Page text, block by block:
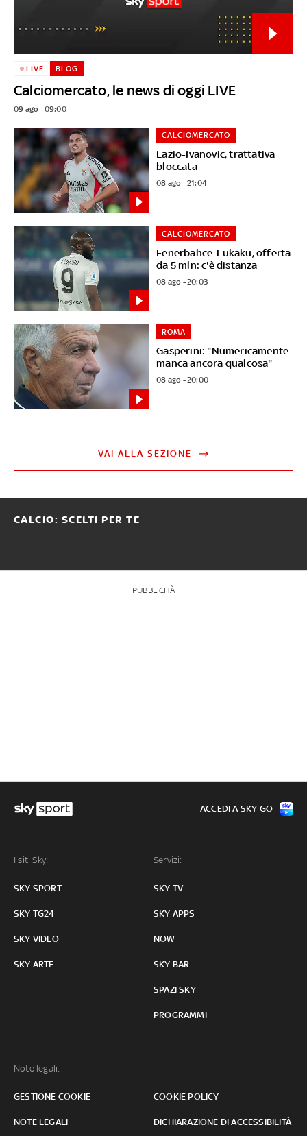
Calciomercato, le news di oggi LIVE
LIVE BLOG
09 ago - 09:00
Lazio-Ivanovic, trattativa
bloccata
CALCIOMERCATO
08 ago - 21:04
Fenerbahce-Lukaku, offerta
da 5 mln: c'è distanza
CALCIOMERCATO
08 ago - 20:03
Gasperini: "Numericamente
manca ancora qualcosa"
ROMA
08 ago - 20:00
VAI ALLA SEZIONE
CALCIO: SCELTI PER TE
PUBBLICITÀ
I siti Sky:
SKY SPORT
SKY TG24
SKY VIDEO
SKY ARTE
Servizi:
SKY TV
SKY APPS
NOW
SKY BAR
SPAZI SKY
PROGRAMMI
Note legali:
GESTIONE COOKIE COOKIE POLICY
NOTE LEGALI DICHIARAZIONE DI ACCESSIBILITÀ
ACCEDI A SKY GO